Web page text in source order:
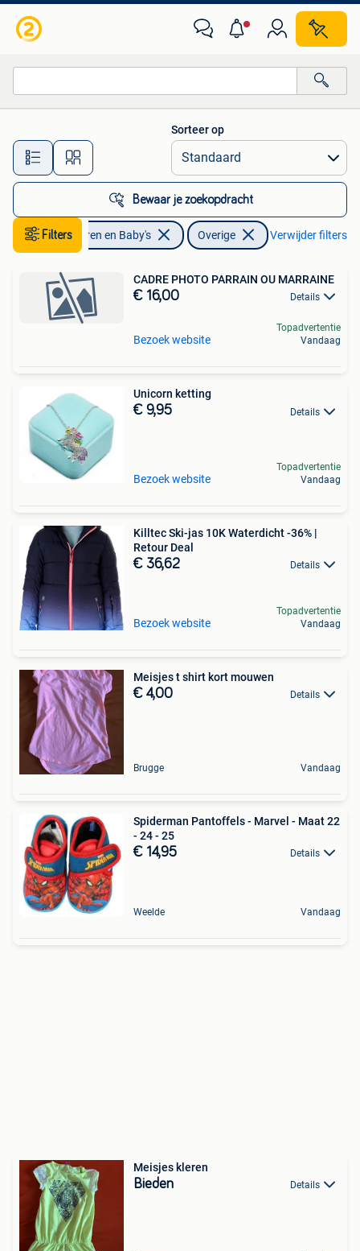
Alle afstanden…
Sorteer op
Bewaar je zoekopdracht
FiltersKinderen en Baby's Overige Verwijder filters
CADRE PHOTO PARRAIN OU MARRAINE
€ 16,00 Details
Bezoek website
Topadvertentie
Vandaag
Unicorn ketting
€ 9,95 Details
Bezoek website
Topadvertentie
Vandaag
Killtec Ski-jas 10K Waterdicht -36% |
Retour Deal
€ 36,62 Details
Bezoek website
Topadvertentie
Vandaag
Meisjes t shirt kort mouwen
€ 4,00 Details
Brugge Vandaag
Spiderman Pantoffels - Marvel - Maat 22
- 24 - 25
€ 14,95 Details
Weelde Vandaag
Meisjes kleren
Bieden Details